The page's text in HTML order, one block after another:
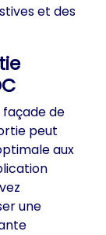
et des
de
peut
aux
une